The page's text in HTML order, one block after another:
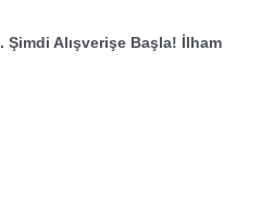
Şimdi Alışverişe Başla! İlham